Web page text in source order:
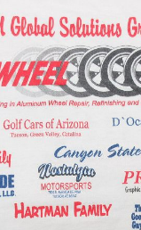
ニアックを見る
年代から探す
80年代
50年代